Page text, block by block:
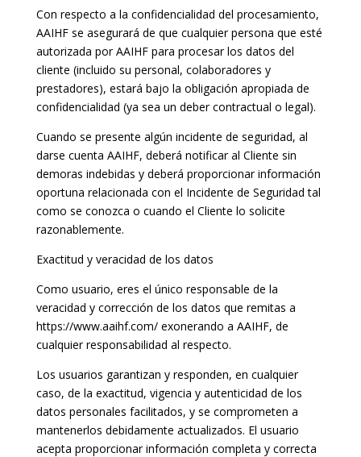
Con respecto a la confidencialidad del procesamiento,
AAIHF se asegurará de que cualquier persona que esté
autorizada por AAIHF para procesar los datos del
cliente (incluido su personal, colaboradores y
prestadores), estará bajo la obligación apropiada de
confidencialidad (ya sea un deber contractual o legal).
Cuando se presente algún incidente de seguridad, al
darse cuenta AAIHF, deberá notificar al Cliente sin
demoras indebidas y deberá proporcionar información
oportuna relacionada con el Incidente de Seguridad tal
como se conozca o cuando el Cliente lo solicite
razonablemente.
Exactitud y veracidad de los datos
Como usuario, eres el único responsable de la
veracidad y corrección de los datos que remitas a
https://www.aaihf.com/ exonerando a AAIHF, de
cualquier responsabilidad al respecto.
Los usuarios garantizan y responden, en cualquier
caso, de la exactitud, vigencia y autenticidad de los
datos personales facilitados, y se comprometen a
mantenerlos debidamente actualizados. El usuario
acepta proporcionar información completa y correcta